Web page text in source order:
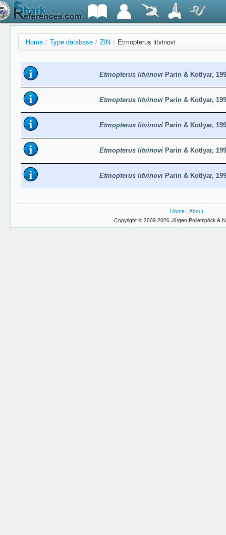
Home / Type database / ZIN / Etmopterus litvinovi
Etmopterus litvinovi Parin & Kotlyar,
Etmopterus litvinovi Parin & Kotlyar,
Etmopterus litvinovi Parin & Kotlyar,
Etmopterus litvinoviParin & Kotlyar,
Etmopterus litvinovi Parin & Kotlyar,
Home | About
Copyright © 2009-2026 Jürgen Pollerspöck &